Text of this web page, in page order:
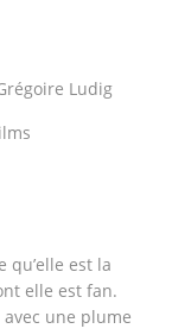
Ludig
qu’elle est la
elle est fan.
une plume